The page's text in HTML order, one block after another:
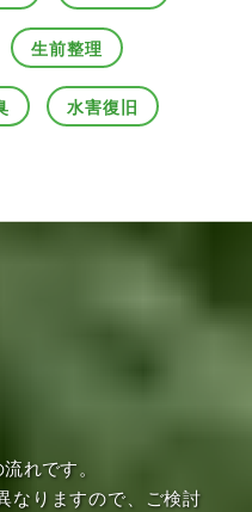
生前整理
水害復旧
れです。
なりますので、ご検討